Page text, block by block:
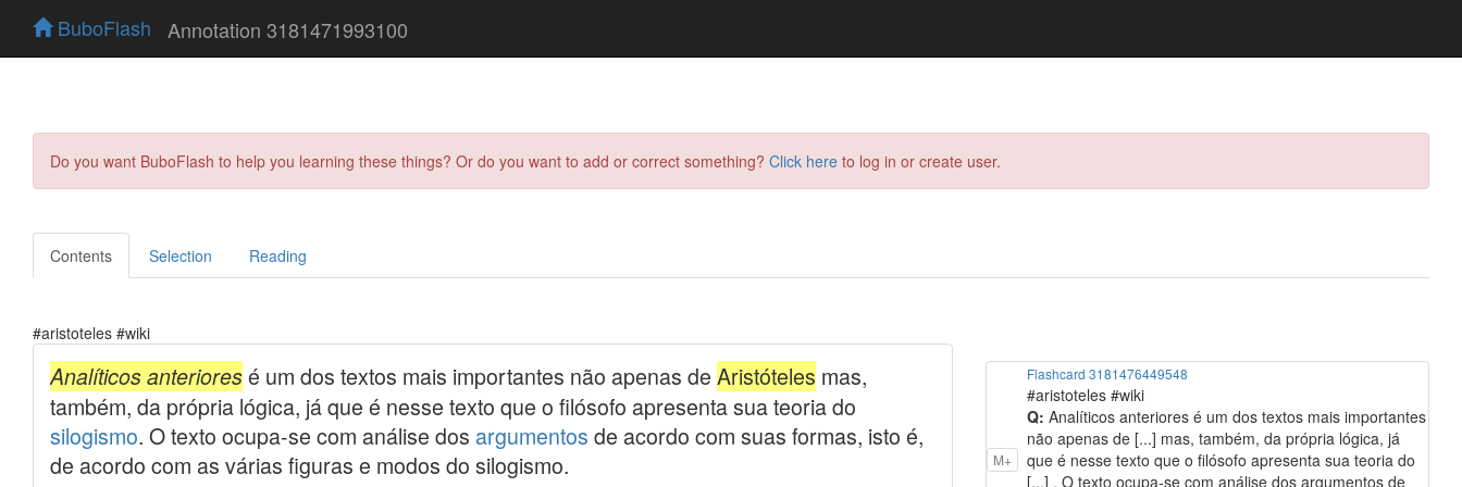
BuboFlash Annotation 3181471993100
Do you want BuboFlash to help you learning these things? Or do you want to add or correct something? Click here to log in or create user.
Contents Selection Reading
#aristoteles #wiki
M+
Flashcard 3181476449548
#aristoteles #wiki
Q: Analíticos anteriores é um dos textos mais importantes
não apenas de [...] mas, também, da própria lógica, já
que é nesse texto que o filósofo apresenta sua teoria do
[...] . O texto ocupa-se com análise dos argumentos de